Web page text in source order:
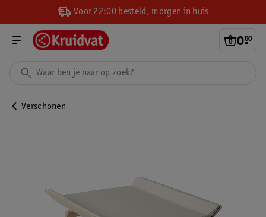
Voor 22:00 besteld, morgen in huis
0.
00
Verschonen